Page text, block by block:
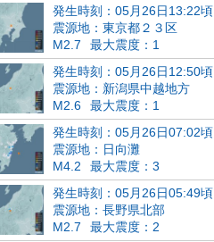
発生時刻：05月26日13:22頃
震源地：東京都２３区
M2.7
最大震度：1
発生時刻：05月26日12:50頃
震源地：新潟県中越地方
M2.6
最大震度：1
発生時刻：05月26日07:02頃
震源地：日向灘
M4.2
最大震度：3
発生時刻：05月26日05:49頃
震源地：長野県北部
M2.7
最大震度：2